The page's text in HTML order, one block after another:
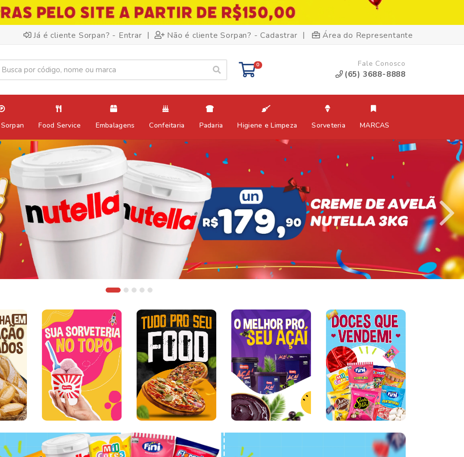
Já é cliente Sorpan? - Entrar | Não é cliente Sorpan? - Cadastrar | Área do Representante
0 Fale Conosco
(65) 3688-8888
Food Service Embalagens Confeitaria Padaria Higiene e Limpeza Sorveteria MARCAS